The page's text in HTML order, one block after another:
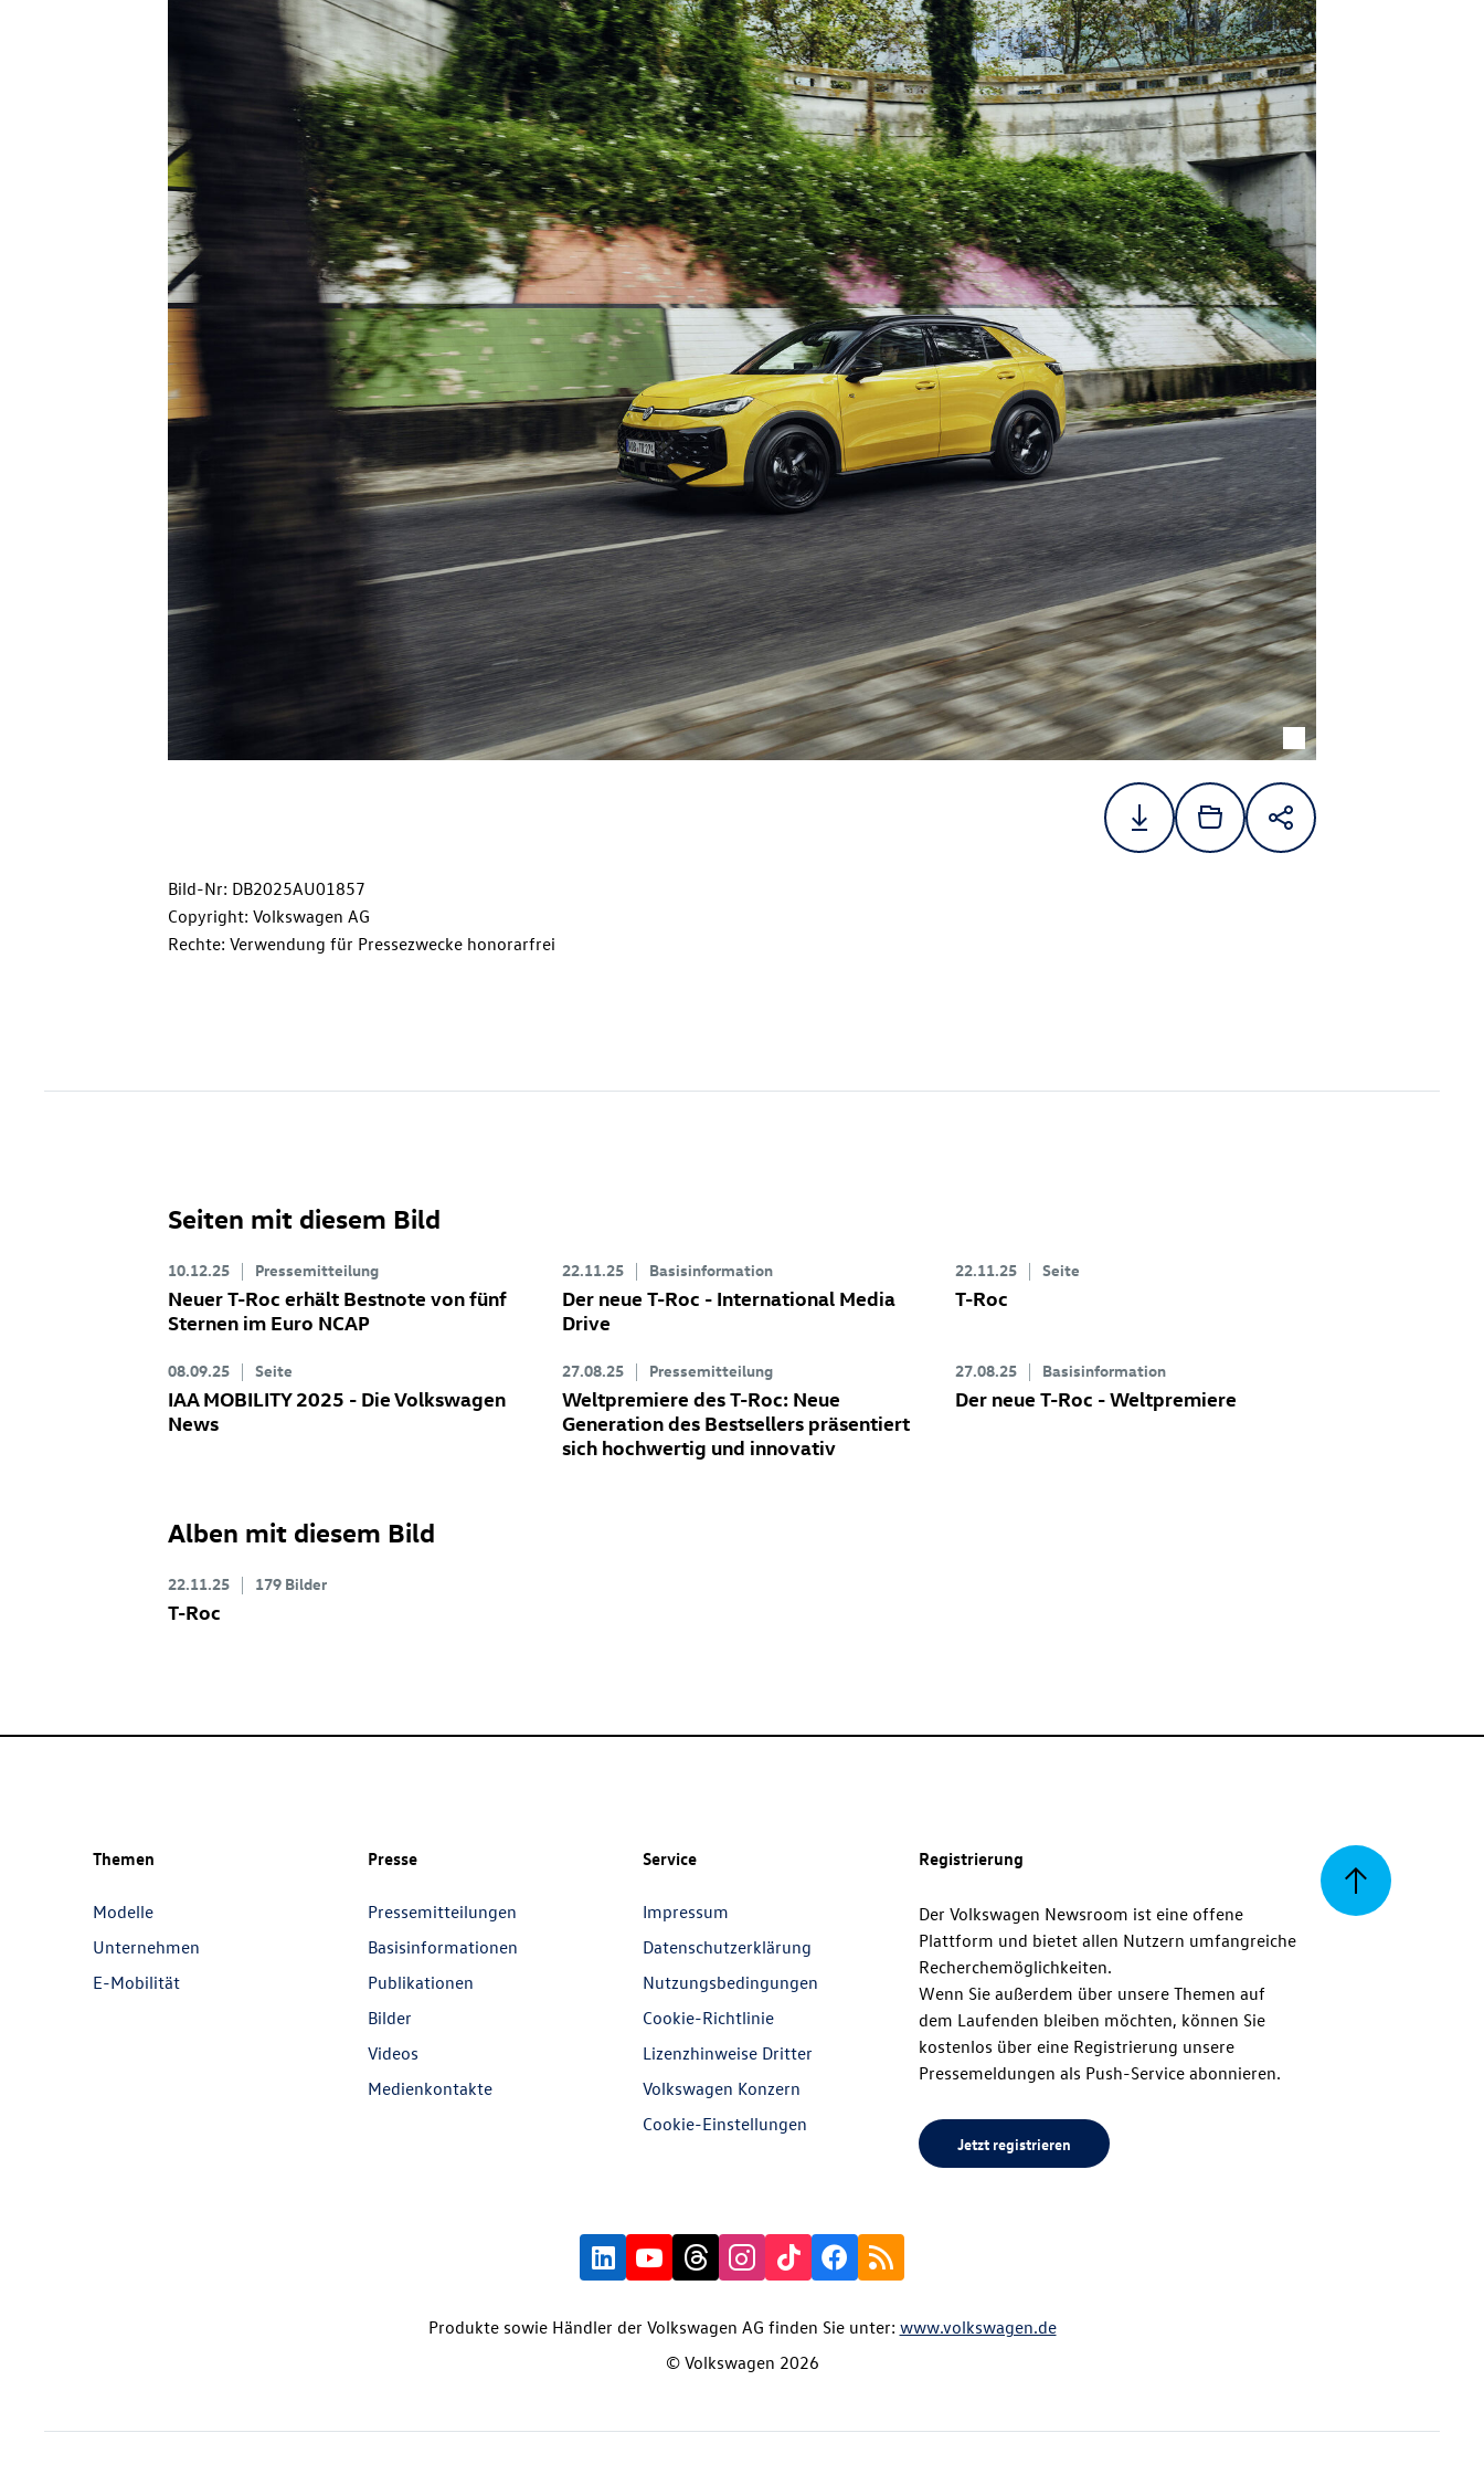
Bild-Nr: DB2025AU01857
Copyright: Volkswagen AG
Rechte: Verwendung für Pressezwecke honorarfrei
Seiten mit diesem Bild
10.12.25 Pressemitteilung
NeuerT-Roc erhält Bestnote von fünf
Sternen im Euro NCAP
22.11.25 Basisinformation
Der neue T-Roc - International Media
Drive
22.11.25 Seite
T-Roc
08.09.25 Seite
IAA MOBILITY 2025 - Die Volkswagen
News
27.08.25 Pressemitteilung
Weltpremiere desT-Roc: Neue
Generation des Bestsellers präsentiert
sich hochwertig und innovativ
27.08.25 Basisinformation
Der neueT-Roc - Weltpremiere
Alben mit diesem Bild
22.11.25 179 Bilder
T-Roc
Zurück
Themen
Modelle
Unternehmen
E-Mobilität
Presse
Pressemitteilungen
Basisinformationen
Publikationen
Bilder
Videos
Medienkontakte
Service
Impressum
Datenschutzerklärung
Nutzungsbedingungen
Cookie-Richtlinie
Lizenzhinweise Dritter
Volkswagen Konzern
Cookie-Einstellungen
Registrierung
Der Volkswagen Newsroom ist eine offene
Plattform und bietet allen Nutzern umfangreiche
Recherchemöglichkeiten.
Wenn Sie außerdem über unsere Themen auf
dem Laufenden bleiben möchten, können Sie
kostenlos über eine Registrierung unsere
Pressemeldungen als Push-Service abonnieren.
Jetzt registrieren
Produkte sowie Händler der Volkswagen AG finden Sie unter: www.volkswagen.de
© Volkswagen 2026